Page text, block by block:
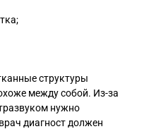
структуры
между собой. Из-за
нужно
диагност должен